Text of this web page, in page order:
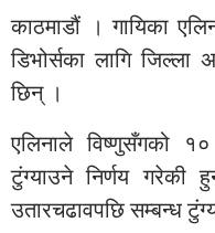
काठमाडौं । गायिका
डिभोर्सका लागि जिल्ला
छिन् ।
एलिनाले विष्णुसँगको
टुंग्याउने निर्णय गरेकी
उतारचढावपछि सम्बन्ध